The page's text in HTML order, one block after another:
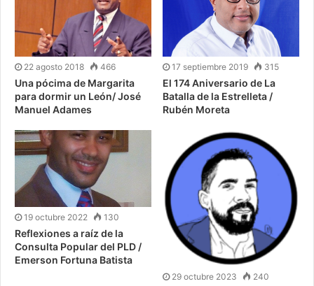
22 agosto 2018 466
Una pócima de Margarita
para dormir un León/ José
Manuel Adames
17 septiembre 2019 315
El 174 Aniversario de La
Batalla de la Estrelleta /
Rubén Moreta
19 octubre 2022 130
Reflexiones a raíz de la
Consulta Popular del PLD /
Emerson Fortuna Batista
29 octubre 2023 240